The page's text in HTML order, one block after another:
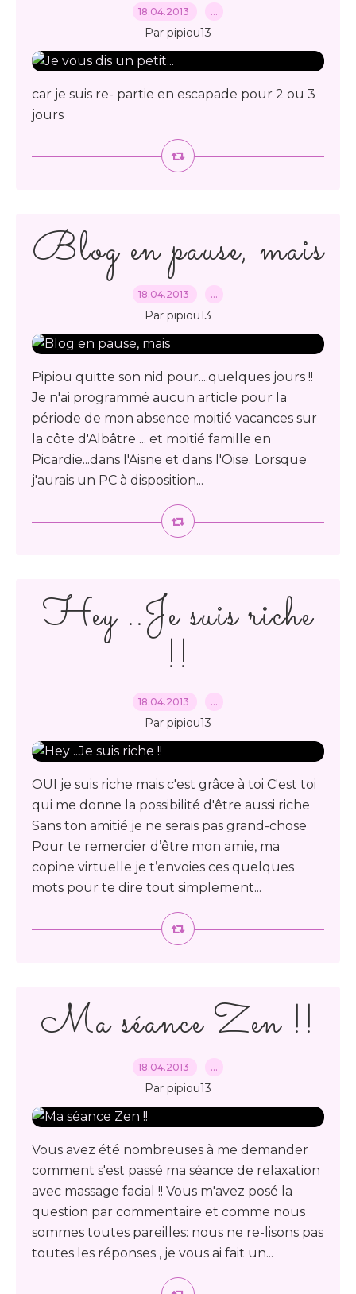
18.04.2013 …
Par pipiou13
car je suis re- partie en escapade pour 2 ou 3
jours
Blog en pause, mais
18.04.2013 …
Par pipiou13
Pipiou quitte son nid pour....quelques jours !!
Je n'ai programmé aucun article pour la
période de mon absence moitié vacances sur
la côte d'Albâtre ... et moitié famille en
Picardie...dans l'Aisne et dans l'Oise. Lorsque
j'aurais un PC à disposition...
Hey ..Je suis riche
!!
18.04.2013 …
Par pipiou13
OUI je suis riche mais c'est grâce à toi C'est toi
qui me donne la possibilité d'être aussi riche
Sans ton amitié je ne serais pas grand-chose
Pour te remercier d’être mon amie, ma
copine virtuelle je t’envoies ces quelques
mots pour te dire tout simplement...
Ma séance Zen !!
18.04.2013 …
Par pipiou13
Vous avez été nombreuses à me demander
comment s'est passé ma séance de relaxation
avec massage facial !! Vous m'avez posé la
question par commentaire et comme nous
sommes toutes pareilles: nous ne re-lisons pas
toutes les réponses , je vous ai fait un...